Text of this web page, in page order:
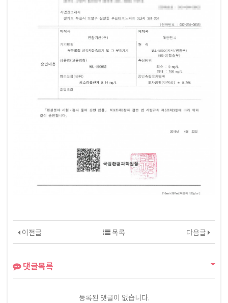
이전글 다음글
목록
댓글목록
등록된 댓글이 없습니다.